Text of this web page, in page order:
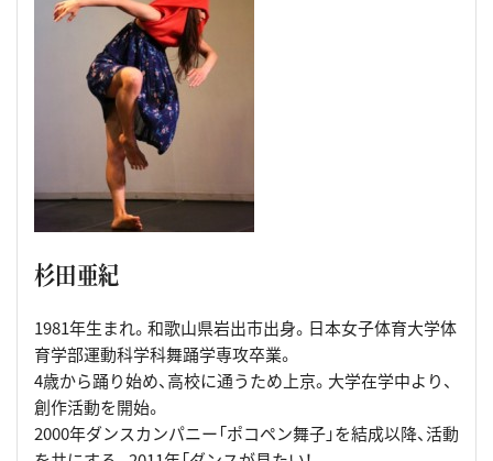
杉田亜紀
1981年生まれ。和歌山県岩出市出身。日本女子体育大学体
育学部運動科学科舞踊学専攻卒業。
4歳から踊り始め、高校に通うため上京。大学在学中より、
創作活動を開始。
2000年ダンスカンパニー「ポコペン舞子」を結成以降、活動